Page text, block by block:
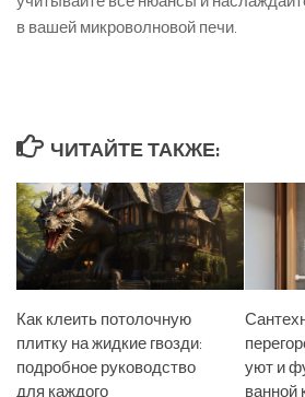
в вашей микроволновой печи.
ЧИТАЙТЕ ТАКЖЕ:
Как клеить потолочную
плитку на жидкие гвозди:
подробное руководство
для каждого
уют и
ванной